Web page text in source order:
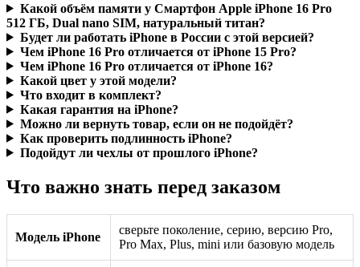
Какой объём памяти у Смартфон Apple iPhone 16 Pro
512 ГБ, Dual nano SIM, натуральный титан?
Будет ли работать iPhone в России с этой версией?
Чем iPhone 16 Pro отличается от iPhone 15 Pro?
Чем iPhone 16 Pro отличается от iPhone 16?
Какой цвет у этой модели?
Что входит в комплект?
Какая гарантия на iPhone?
Можно ли вернуть товар, если он не подойдёт?
Как проверить подлинность iPhone?
Подойдут ли чехлы от прошлого iPhone?
Что важно знать перед заказом
Модель iPhone
сверьте поколение, серию, версию Pro,
Pro Max, Plus, mini или базовую модель